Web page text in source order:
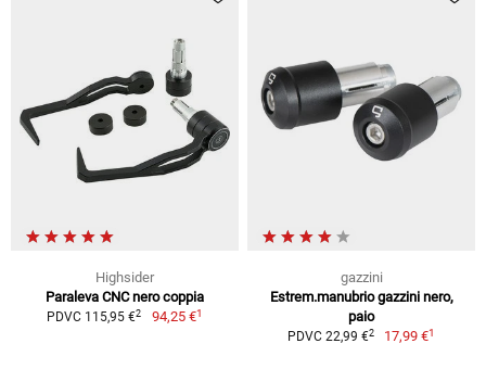
Highsider
Paraleva CNC nero coppia
PDVC 115,95 €2 94,25 €1
gazzini
Estrem.manubrio gazzini nero,
paio
PDVC 22,99 €2 17,99 €1